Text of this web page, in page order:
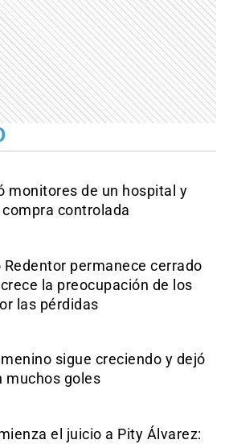
monitores de un hospital y
controlada
Redentor permanece cerrado
la preocupación de los
las pérdidas
sigue creciendo y dejó
muchos goles
el juicio a Pity Álvarez: